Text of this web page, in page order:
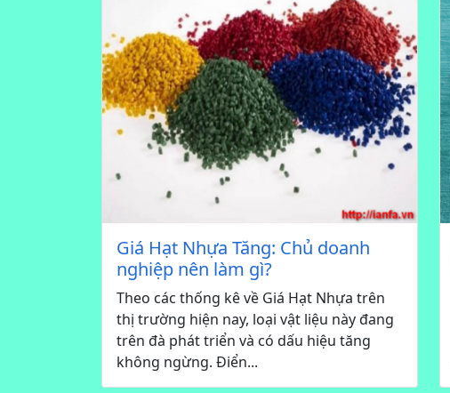
Giá Hạt Nhựa Tăng: Chủ doanh
nghiệp nên làm gì?
Theo các thống kê về Giá Hạt Nhựa trên
thị trường hiện nay, loại vật liệu này đang
trên đà phát triển và có dấu hiệu tăng
không ngừng. Điển...